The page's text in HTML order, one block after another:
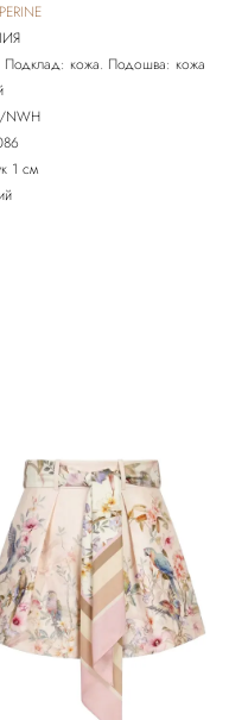
Подклад: кожа. Подошва: кожа
NWH
1 см